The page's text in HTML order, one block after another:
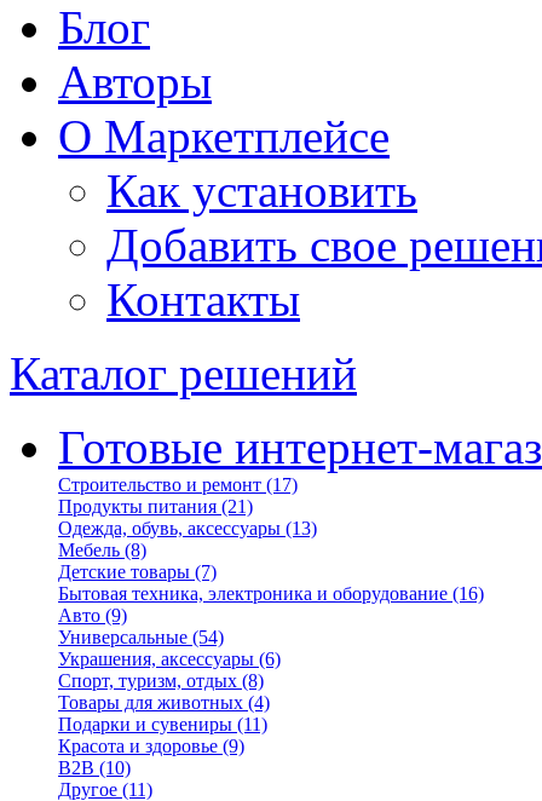
Блог
Авторы
О Маркетплейсе
Как установить
Добавить свое
Контакты
Каталог решений
Готовые интернет-
Строительство и ремонт (17)
Продукты питания (21)
Одежда, обувь, аксессуары (13)
Мебель (8)
Детские товары (7)
Бытовая техника, электроника и оборудование (16)
Авто (9)
Универсальные (54)
Украшения, аксессуары (6)
Спорт, туризм, отдых (8)
Товары для животных (4)
Подарки и сувениры (11)
Красота и здоровье (9)
B2B (10)
Другое (11)